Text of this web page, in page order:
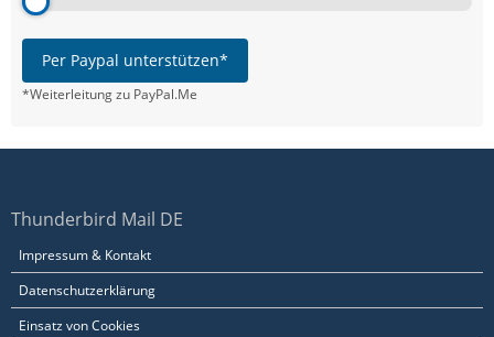
Per Paypal unterstützen*
*Weiterleitung zu PayPal.Me
Thunderbird Mail DE
Impressum & Kontakt
Datenschutzerklärung
Einsatz von Cookies